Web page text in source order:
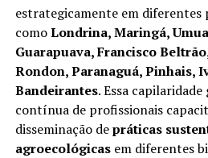
estrategicamente em diferentes
comoLondrina, Maringá,
Guarapuava, Francisco
Rondon, Paranaguá, Pinhais,
Bandeirantes. Essa
contínua de profissionais
disseminação depráticas
agroecológicasem diferentes